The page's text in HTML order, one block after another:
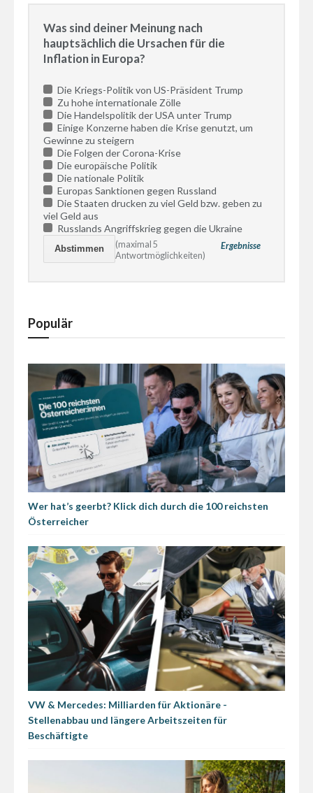
Was sind deiner Meinung nach
hauptsächlich die Ursachen für die
Inflation in Europa?
Die Kriegs-Politik von US-Präsident Trump
Zu hohe internationale Zölle
Die Handelspolitik der USA unter Trump
Einige Konzerne haben die Krise genutzt, um
Gewinne zu steigern
Die Folgen der Corona-Krise
Die europäische Politik
Die nationale Politik
Europas Sanktionen gegen Russland
Die Staaten drucken zu viel Geld bzw. geben zu
viel Geld aus
Russlands Angriffskrieg gegen die Ukraine
Ergebnisse
(maximal 5
Antwortmöglichkeiten)
Populär
Wer hat’s geerbt? Klick dich durch die 100 reichsten
Österreicher
VW & Mercedes: Milliarden für Aktionäre -
Stellenabbau und längere Arbeitszeiten für
Beschäftigte